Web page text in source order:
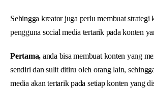
Sehingga kreator juga perlu membuat strategi
pengguna social media tertarik pada konten
Pertama, anda bisa membuat konten yang
sendiri dan sulit ditiru oleh orang lain,
media akan tertarik pada setiap konten yang